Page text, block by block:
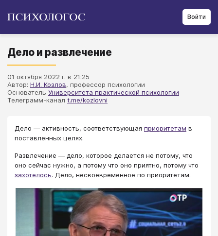
Войти
Дело и развлечение
01 октября 2022 г. в 21:25
Автор: Н.И. Козлов, профессор психологии
Основатель Университета практической психологии
Телеграмм-канал t.me/kozlovni
Дело — активность, соответствующая приоритетам в
поставленных целях.
Развлечение — дело, которое делается не потому, что
оно сейчас нужно, а потому что оно приятно, потому что
захотелось. Дело, несвоевременное по приоритетам.